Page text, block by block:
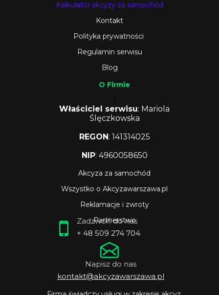
Zadzwoń do nas
+ 48 509 274 704
Napisz do nas
kontakt@akcyzawarszawa.pl
O Firmie
Właściciel serwisu: Mariola
Ślęczkowska
REGON: 141314025
NIP: 4960058650
Akcyza za samochód
Wszystko o Akcyzawarszawa.pl
Reklamacje i zwroty
Partnerstwo
Kalkulator akcyzy za samochód
Kontakt
Polityka prywatności
Regulamin serwisu
Blog